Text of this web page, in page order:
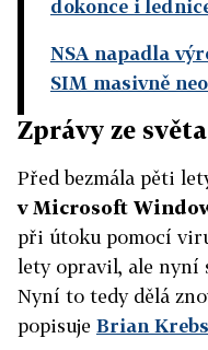
dokonce i
NSA napadla
SIM masivně
Zprávy ze světa
Před bezmála pěti
v Microsoft
při útoku pomocí
lety opravil, ale nyní
Nyní to tedy dělá
popisuje Brian Krebs